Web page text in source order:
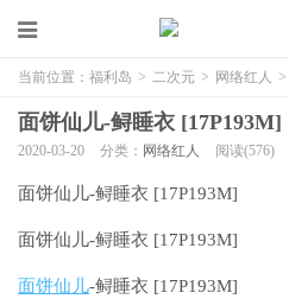
当前位置： 福利岛 > 二次元 > 网络红人 >
面饼仙儿-鲟睡衣 [17P193M]
2020-03-20 分类： 网络红人 阅读(576)
面饼仙儿-鲟睡衣 [17P193M]
面饼仙儿-鲟睡衣 [17P193M]
面饼仙儿-鲟睡衣 [17P193M]